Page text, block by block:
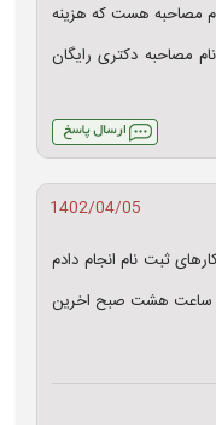
مصاحبه هست که هزینه
مصاحبه دکتری رایگان
1402/04/05
ثبت نام انجام دادم
ساعت هشت صبح اخرین